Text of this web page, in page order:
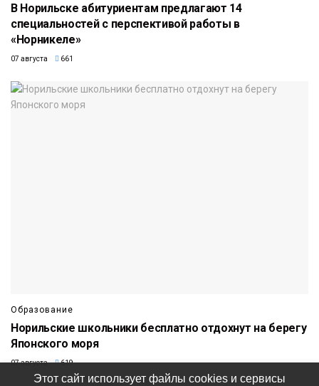
В Норильске абитуриентам предлагают 14
специальностей с перспективой работы в
«Норникеле»
07 августа 661
Образование
Норильские школьники бесплатно отдохнут на берегу
Японского моря
07 августа 619
Этот сайт использует файлы cookies и сервисы